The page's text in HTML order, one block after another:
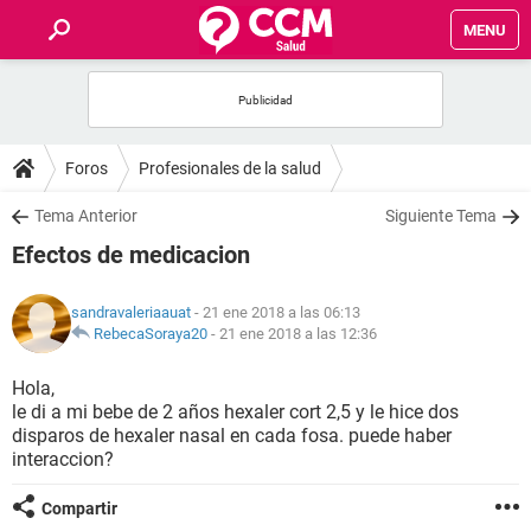
MENU
FOROS
SALUD
NUTRICIÓN
BIENESTAR
SEXUALIDAD
GLOSARIO
Foros Profesionales de la salud
Tema Anterior Siguiente Tema
Efectos de medicacion
sandravaleriaauat - 21 ene 2018 a las 06:13
RebecaSoraya20 - 21 ene 2018 a las 12:36
Hola,
le di a mi bebe de 2 años hexaler cort 2,5 y le hice dos
disparos de hexaler nasal en cada fosa. puede haber
interaccion?
Compartir